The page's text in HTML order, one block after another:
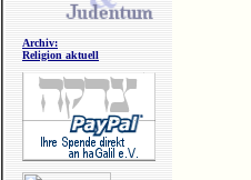
Archiv:
Religion aktuell